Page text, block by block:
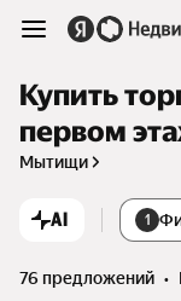
Купить
первом
Мытищи
AI 1
76 предложений •